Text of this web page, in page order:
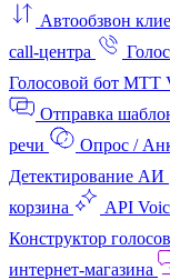
Автообзвон
call-центра
Голосовой бот МТТ
Отправка
речи
Опрос /
Детектирование АИ
корзина
API
Конструктор
интернет‑магазина